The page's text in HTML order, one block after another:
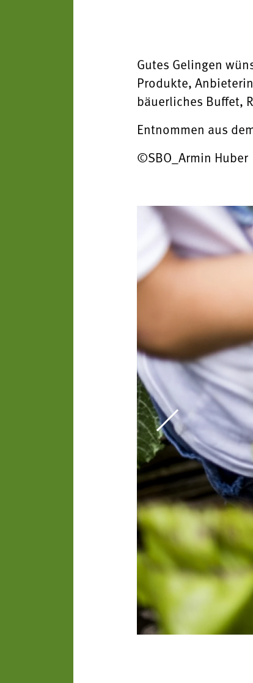
Gutes Gelingen
Produkte,
bäuerliches Buffet,
Entnommen aus
©SBO_Armin Huber